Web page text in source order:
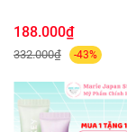
Purifying
188.000₫
332.000₫ -43%